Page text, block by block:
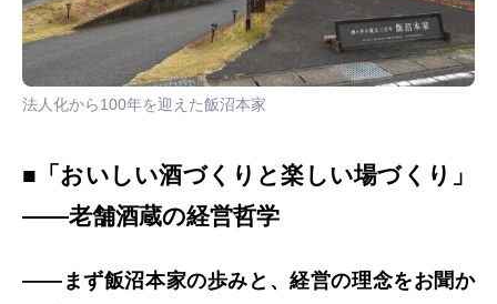
法人化から100年を迎えた飯沼本家
■「おいしい酒づくりと楽しい場づくり」
——老舗酒蔵の経営哲学
――まず飯沼本家の歩みと、経営の理念をお聞か